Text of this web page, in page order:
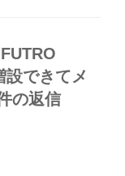
できてメ
の返信